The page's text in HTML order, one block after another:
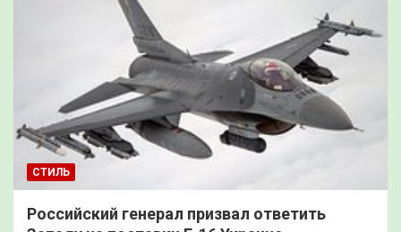
СТИЛЬ
Российский генерал призвал ответить